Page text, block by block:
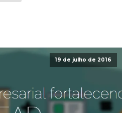
19 de julho de 2016